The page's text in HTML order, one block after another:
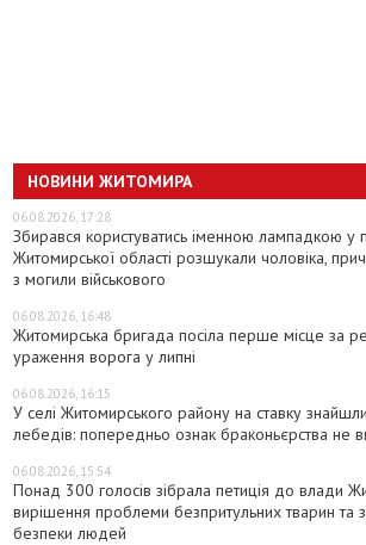
НОВИНИ ЖИТОМИРА
06.08.2026, 17:28
Збирався користуватись іменною лампадкою у
Житомирської області розшукали чоловіка,
з могили військового
06.08.2026, 16:48
Житомирська бригада посіла перше місце за
ураження ворога у липні
06.08.2026, 16:15
У селі Житомирського району на ставку
лебедів: попередньо ознак браконьєрства не
06.08.2026, 15:54
Понад 300 голосів зібрала петиція до влади
вирішення проблеми безпритульних тварин та
безпеки людей